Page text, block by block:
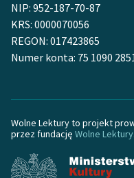
NIP: 952-187-70-87
KRS: 0000070056
REGON: 017423865
Numer konta: 75 1090
Wolne Lektury to projekt
przez fundację Wolne Lektury